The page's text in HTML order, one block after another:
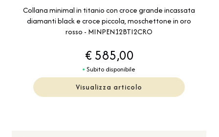
Collana minimal in titanio con croce grande incassata
diamanti black e croce piccola, moschettone in oro
rosso - MINPEN12BTI2CRO
€ 585,00
Subito disponibile
Visualizza articolo